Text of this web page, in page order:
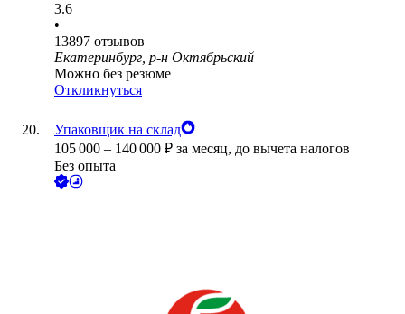
3.6
•
13897 отзывов
Екатеринбург, р-н Октябрьский
Можно без резюме
Откликнуться
Упаковщик на склад
105 000 – 140 000 ₽ за месяц, до вычета налогов
Без опыта